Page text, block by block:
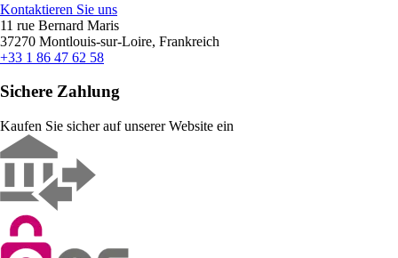
Kontaktieren Sie uns
11 rue Bernard Maris
37270 Montlouis-sur-Loire, Frankreich
+33 1 86 47 62 58
Sichere Zahlung
Kaufen Sie sicher auf unserer Website ein